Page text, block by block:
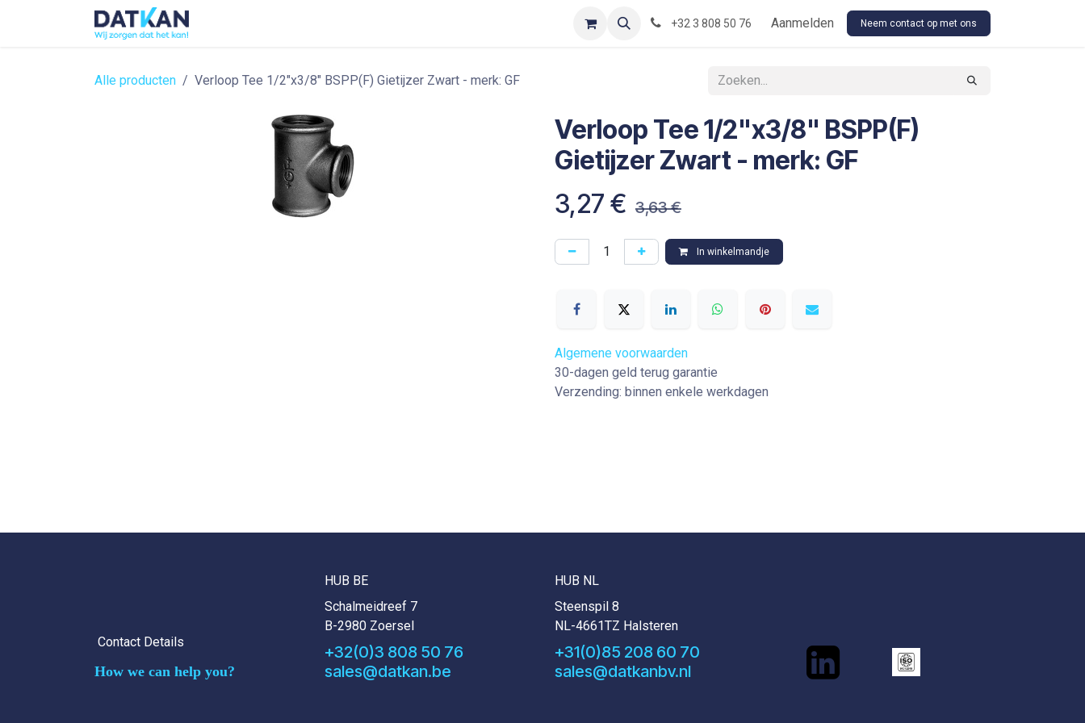
Optimization-of-piping-components Floor Stock Outsourcing Our Conditions
+32 3 808 50 76 Aanmelden Neem contact op met ons
Alle producten Verloop Tee 1/2"x3/8" BSPP(F) Gietijzer Zwart - merk: GF
Verloop Tee 1/2"x3/8" BSPP(F)
Gietijzer Zwart - merk: GF
3,27 € 3,63€
In winkelmandje
Algemene voorwaarden
30-dagen geld terug garantie
Verzending: binnen enkele werkdagen
Contact Details
How we can help you?
HUB BE
Schalmeidreef 7
B-2980 Zoersel
+32(0)3 808 50 76
sales@datkan.be
HUB NL
Steenspil 8
NL-4661TZ Halsteren
+31(0)85 208 60 70
sales@datkanbv.nl